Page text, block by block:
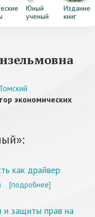
Юный
ученый
Издание
книг
экономических
как драйвер
[подробнее]
и защиты прав на